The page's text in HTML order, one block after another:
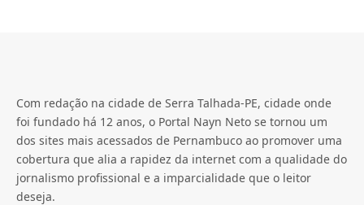
Com redação na cidade de Serra Talhada-PE, cidade onde
foi fundado há 12 anos, o Portal Nayn Neto se tornou um
dos sites mais acessados de Pernambuco ao promover uma
cobertura que alia a rapidez da internet com a qualidade do
jornalismo profissional e a imparcialidade que o leitor
deseja.